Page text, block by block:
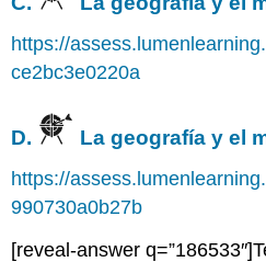
https://
ce2bc3e0220a
D. La geografía y el
https://
990730a0b27b
[reveal-answer